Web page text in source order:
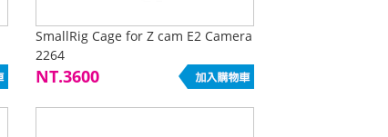
SmallRig Cage for Z cam E2 Camera
2264
NT.3600